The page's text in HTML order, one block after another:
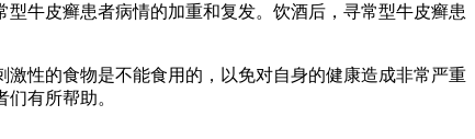
牛皮癣患者病情的加重和复发。饮酒后，寻常型牛皮癣患
性的食物是不能食用的，以免对自身的健康造成非常严重
有所帮助。